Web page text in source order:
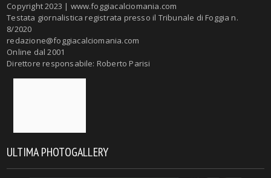
Copyright 2023 | www.foggiacalciomania.com
Testata giornalistica registrata presso il Tribunale di Foggia n.
8/2020
redazione@foggiacalciomania.com
Online dal 2001
Direttore responsabile: Roberto Parisi
ULTIMA PHOTOGALLERY